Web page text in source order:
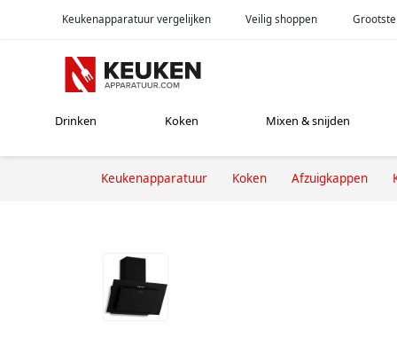
Keukenapparatuur vergelijken Veilig shoppen
Drinken Koken Mixen & snijden
Keukenapparatuur Koken Afzuigkappen